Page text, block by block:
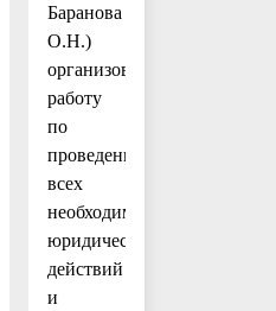
Баранова
О.Н.)
организовать
работу
по
проведению
всех
необходимых
юридических
действий
и